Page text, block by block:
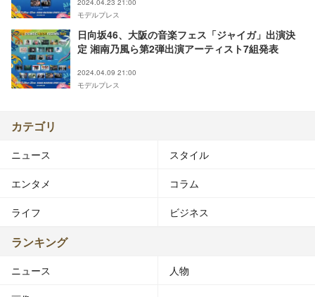
2024.04.23 21:00
モデルプレス
日向坂46、大阪の音楽フェス「ジャイガ」出演決
定 湘南乃風ら第2弾出演アーティスト7組発表
2024.04.09 21:00
モデルプレス
カテゴリ
ニュース スタイル
エンタメ コラム
ライフ ビジネス
ランキング
ニュース 人物